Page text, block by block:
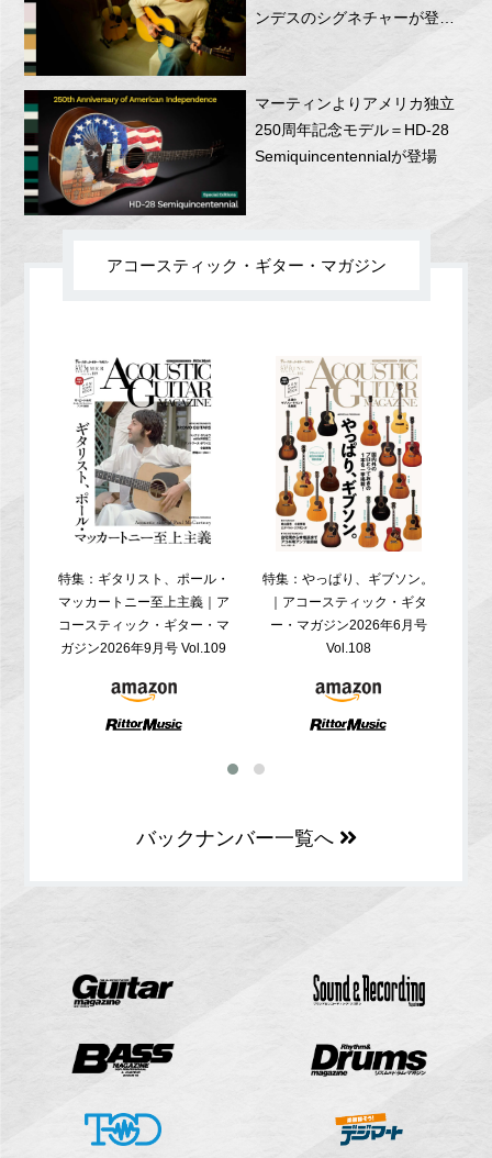
ンデスのシグネチャーが登
マーティンよりアメリカ独立
250周年記念モデル＝HD-28
Semiquincentennialが登場
アコースティック・ギター・マガジン
特集：ギタリスト、ポール・
マッカートニー至上主義｜ア
コースティック・ギター・マ
ガジン2026年9月号 Vol.109
特集：やっぱり、ギブソン。
｜アコースティック・ギタ
ー・マガジン2026年6月号
Vol.108
バックナンバー一覧へ